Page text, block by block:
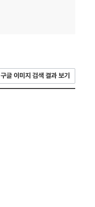
구글 이미지 검색 결과 보기